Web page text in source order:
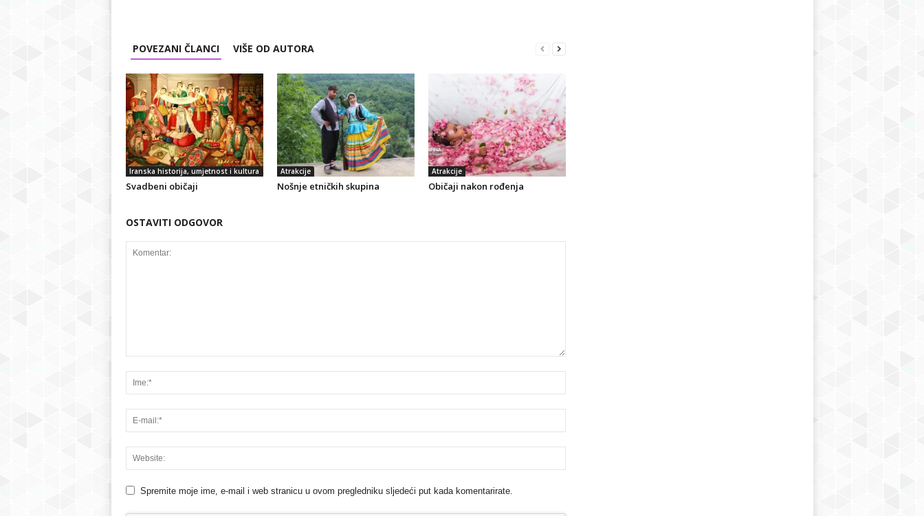
POVEZANI ČLANCI VIŠE OD AUTORA
Iranska historija, umjetnost i kultura
Svadbeni običaji
Atrakcije
Nošnje etničkih skupina
Atrakcije
Običaji nakon rođenja
OSTAVITI ODGOVOR
Spremite moje ime, e-mail i web stranicu u ovom pregledniku sljedeći put kada komentarirate.